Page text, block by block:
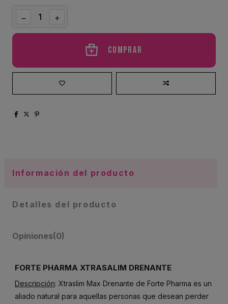
Comprar
Información del producto
Detalles del producto
Opiniones(0)
FORTE PHARMA XTRASALIM DRENANTE
Descripción: Xtraslim Max Drenante de Forte Pharma es un
aliado natural para aquellas personas que desean perder